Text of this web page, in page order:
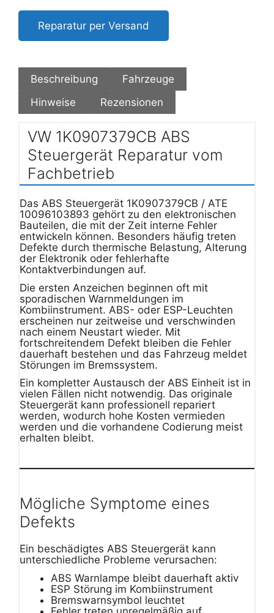
Reparatur per Versand
Beschreibung
Fahrzeuge
Hinweise
Rezensionen
VW 1K0907379CB ABS
Steuergerät Reparatur vom
Fachbetrieb
Das ABS Steuergerät 1K0907379CB / ATE
10096103893 gehört zu den elektronischen
Bauteilen, die mit der Zeit interne Fehler
entwickeln können. Besonders häufig treten
Defekte durch thermische Belastung, Alterung
der Elektronik oder fehlerhafte
Kontaktverbindungen auf.
Die ersten Anzeichen beginnen oft mit
sporadischen Warnmeldungen im
Kombiinstrument. ABS- oder ESP-Leuchten
erscheinen nur zeitweise und verschwinden
nach einem Neustart wieder. Mit
fortschreitendem Defekt bleiben die Fehler
dauerhaft bestehen und das Fahrzeug meldet
Störungen im Bremssystem.
Ein kompletter Austausch der ABS Einheit ist in
vielen Fällen nicht notwendig. Das originale
Steuergerät kann professionell repariert
werden, wodurch hohe Kosten vermieden
werden und die vorhandene Codierung meist
erhalten bleibt.
Mögliche Symptome eines
Defekts
Ein beschädigtes ABS Steuergerät kann
unterschiedliche Probleme verursachen:
ABS Warnlampe bleibt dauerhaft aktiv
ESP Störung im Kombiinstrument
Bremswarnsymbol leuchtet